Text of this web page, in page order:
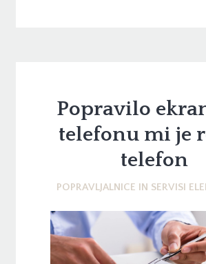
Popravilo
telefonu mi je
telefon
POPRAVLJALNICE IN SERVISI